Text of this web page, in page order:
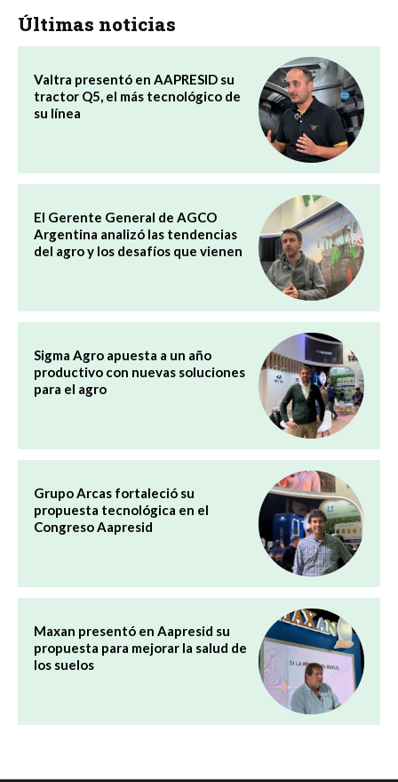
Últimas noticias
Valtra presentó en AAPRESID su
tractor Q5, el más tecnológico de
su línea
El Gerente General de AGCO
Argentina analizó las tendencias
del agro y los desafíos que vienen
Sigma Agro apuesta a un año
productivo con nuevas soluciones
para el agro
Grupo Arcas fortaleció su
propuesta tecnológica en el
Congreso Aapresid
Maxan presentó en Aapresid su
propuesta para mejorar la salud de
los suelos